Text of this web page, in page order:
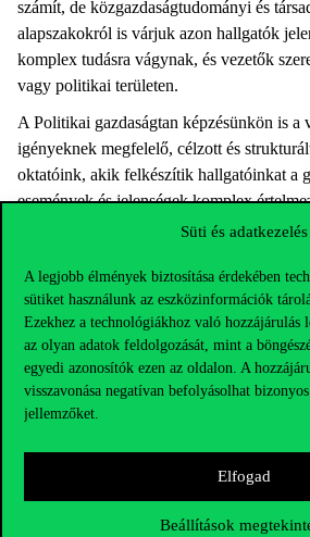
Süti és adatkezelés
A legjobb élmények biztosítása érdekében
sütiket használunk az eszközinformációk
Ezekhez a technológiákhoz való hozzájárulás
az olyan adatok feldolgozását, mint a
egyedi azonosítók ezen az oldalon. A
visszavonása negatívan befolyásolhat
jellemzőket.
Elfogad
Beállítások
számít, de közgazdaságtudományi és
alapszakokról is várjuk azon hallgatók
komplex tudásra vágynak, és vezetők
vagy politikai területen.
A Politikai gazdaságtan képzésünkön is a
igényeknek megfelelő, célzott és
oktatóink, akik felkészítik hallgatóinkat a
események és jelenségek komplex
készítésére, valamint társadalmi